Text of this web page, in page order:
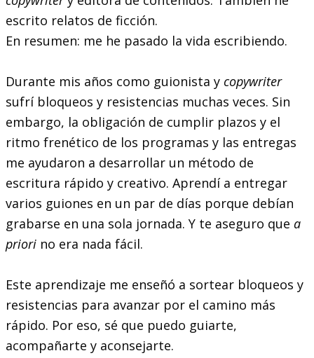
escrito relatos de ficción.
En resumen: me he pasado la vida escribiendo.
Durante mis años como guionista y copywriter
sufrí bloqueos y resistencias muchas veces. Sin
embargo, la obligación de cumplir plazos y el
ritmo frenético de los programas y las entregas
me ayudaron a desarrollar un método de
escritura rápido y creativo. Aprendí a entregar
varios guiones en un par de días porque debían
grabarse en una sola jornada. Y te aseguro que a
priori no era nada fácil.
Este aprendizaje me enseñó a sortear bloqueos y
resistencias para avanzar por el camino más
rápido. Por eso, sé que puedo guiarte,
acompañarte y aconsejarte.